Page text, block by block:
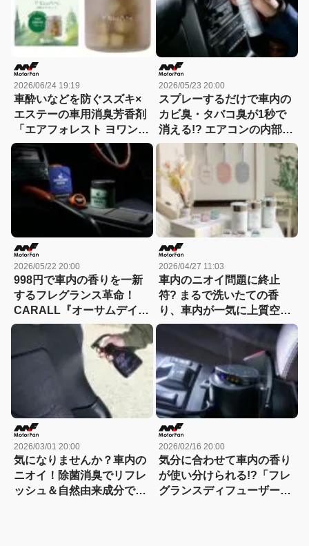
2026/06/24 19:19
車酔いなどを防ぐスズキ×
エステーの車用消臭芳香剤
「エアフォレスト ヨワン」
がエステーでも取り扱い開
始！
2026/05/23 20:00
スプレーするだけで車内の
カビ臭・タバコ臭が1秒で
消える!? エアコンの内部か
ら空気をリセットする1280
円の神アイテム
2026/05/22 20:00
998円で車内の香りを一新
するフレグランス革命！
CARALL『オーサムデイ
ズ』『グランワイン』でド
ライブがリラックスタイム
に!?
2026/04/27 11:03
車内のニオイ問題に終止
符? まるで洗いたての香
り、車内が一気に上質空間
に変わる新芳香剤が登場!
【CAR MONO図鑑】
2026/03/01 20:00
気になりませんか？車内の
ニオイ！除菌消臭でリフレ
ッシュ＆自然由来成分で安
2026/02/16 20:00
気分に合わせて車内の香り
が使い分けられる!?「フレ
グランスディフューザー」